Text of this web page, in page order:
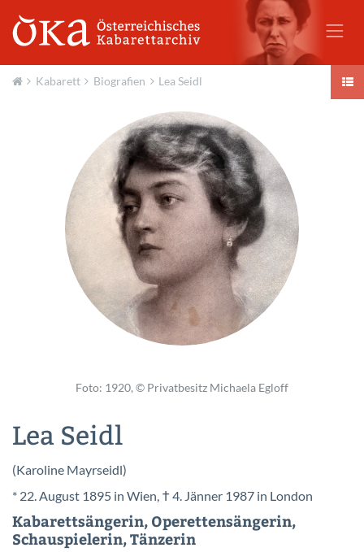
Kabarett Biografien Lea Seidl
Foto: 1920, © Privatbesitz Michaela Egloff
Lea Seidl
(Karoline Mayrseidl)
* 22. August 1895 in Wien, † 4. Jänner 1987 in London
Kabarettsängerin, Operettensängerin,
Schauspielerin, Tänzerin